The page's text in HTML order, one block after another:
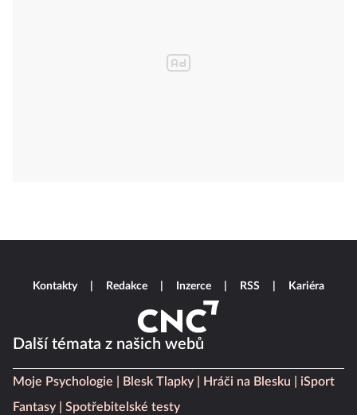
Další témata z našich webů
Moje Psychologie Blesk Tlapky Hráči na Blesku
iSport
Fantasy
Spotřebitelské testy
Kontakty Redakce Inzerce RSS Kariéra